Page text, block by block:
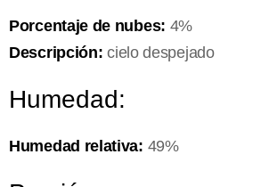
Porcentaje de nubes: 4%
Descripción: cielo despejado
Humedad:
Humedad relativa: 49%